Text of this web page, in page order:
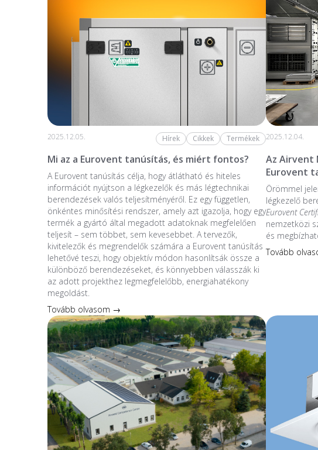
2025.12.05. Hírek Cikkek Termékek
Mi az a Eurovent tanúsítás, és miért fontos?
A Eurovent tanúsítás célja, hogy átlátható és hiteles
információt nyújtson a légkezelők és más légtechnikai
berendezések valós teljesítményéről. Ez egy független,
önkéntes minősítési rendszer, amely azt igazolja, hogy egy
termék a gyártó által megadott adatoknak megfelelően
teljesít – sem többet, sem kevesebbet. A tervezők,
kivitelezők és megrendelők számára a Eurovent tanúsítás
lehetővé teszi, hogy objektív módon hasonlítsák össze a
különböző berendezéseket, és könnyebben válasszák ki
az adott projekthez legmegfelelőbb, energiahatékony
megoldást.
Tovább olvasom →
2025.12.04.
Az Airvent
Eurovent
Örömmel
légkezelő
Eurovent
nemzetközi
és
Tovább